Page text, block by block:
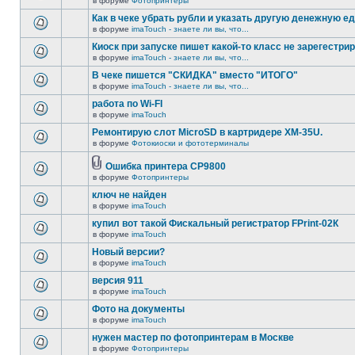
Как в чеке убрать рубли и указать другую денежную
в форуме imaTouch - знаете ли вы, что...
Киоск при запуске пишет какой-то класс не
в форуме imaTouch - знаете ли вы, что...
В чеке пишется "СКИДКА" вместо "ИТОГО"
в форуме imaTouch - знаете ли вы, что...
работа по Wi-FI
в форуме imaTouch
Ремонтирую слот MicroSD в картридере XM-35U.
в форуме Фотокиоски и фототерминалы
Ошибка принтера CP9800
в форуме Фотопринтеры
ключ не найден
в форуме imaTouch
купил вот такой Фискальный регистратор FPrint-02К
в форуме imaTouch
Новый версии?
в форуме imaTouch
версия 911
в форуме imaTouch
Фото на документы
в форуме imaTouch
нужен мастер по фотопринтерам в Москве
в форуме Фотопринтеры